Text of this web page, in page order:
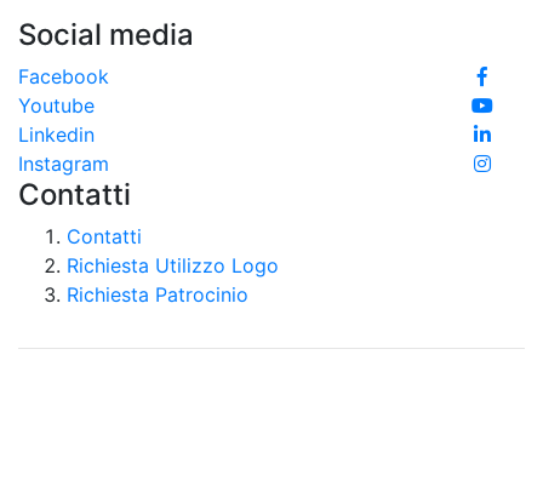
Social media
Facebook
Youtube
Linkedin
Instagram
Contatti
Contatti
Richiesta Utilizzo Logo
Richiesta Patrocinio